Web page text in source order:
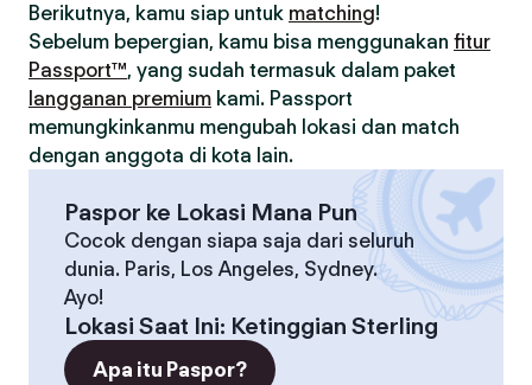
Berikutnya, kamu siap untuk matching!
Sebelum bepergian, kamu bisa menggunakan fitur
Passport™, yang sudah termasuk dalam paket
langganan premium kami. Passport
memungkinkanmu mengubah lokasi dan match
dengan anggota di kota lain.
Paspor ke Lokasi Mana Pun
Cocok dengan siapa saja dari seluruh
dunia. Paris, Los Angeles, Sydney.
Ayo!
Lokasi Saat Ini: Ketinggian Sterling
Apa itu Paspor?